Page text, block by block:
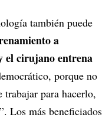
también puede
a
el cirujano entrena
porque no
trabajar para hacerlo,
Los más beneficiados